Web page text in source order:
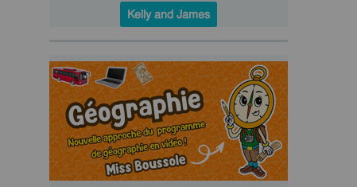
Kelly and James